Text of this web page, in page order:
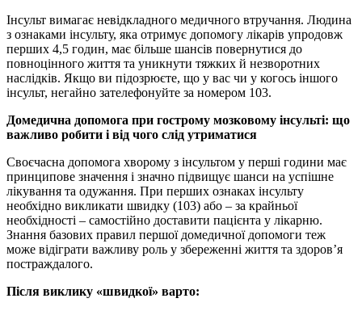
Інсульт вимагає невідкладного медичного втручання. Людина
з ознаками інсульту, яка отримує допомогу лікарів упродовж
перших 4,5 годин, має більше шансів повернутися до
повноцінного життя та уникнути тяжких й незворотних
наслідків. Якщо ви підозрюєте, що у вас чи у когось іншого
інсульт, негайно зателефонуйте за номером 103.
Домедична допомога при гострому мозковому інсульті: що
важливо робити і від чого слід утриматися
Своєчасна допомога хворому з інсультом у перші години має
принципове значення і значно підвищує шанси на успішне
лікування та одужання. При перших ознаках інсульту
необхідно викликати швидку (103) або – за крайньої
необхідності – самостійно доставити пацієнта у лікарню.
Знання базових правил першої домедичної допомоги теж
може відіграти важливу роль у збереженні життя та здоров’я
постраждалого.
Після виклику «швидкої» варто: